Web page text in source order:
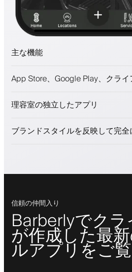
主な機能
支払い、保証金
ロイヤリティプログラムでク
プッシュ、SMS、メール通知
App Store、Google Play、クラ
理容室の独立したアプリ
ブランドスタイルを反映して完
信頼の仲間入り
Barberlyでク
が作成した最
ルアプリをご